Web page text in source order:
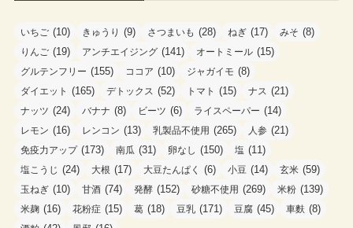
いちご (10) きゅうり (9) さつまいも (28) ねぎ (17) みそ (8)
りんご (19) アンチエイジング (141) オートミール (15)
グルテンフリー (155) ココア (10) ジャガイモ (8)
ダイエット (165) デトックス (52) トマト (15) ナス (21)
ナッツ (24) バナナ (8) ビーツ (6) ライスペーパー (14)
レモン (16) レンコン (13) 乳製品不使用 (265) 人参 (21)
免疫力アップ(173) 南瓜 (31) 卵なし (150) 塩 (11)
塩こうじ (24) 大根 (17) 大豆たんぱく (6) 小豆 (14) 玄米 (59)
玉ねぎ (10) 甘酒 (74) 発酵 (152) 砂糖不使用 (269) 米粉 (139)
米麹 (16) 花粉症 (15) 葛 (18) 豆乳 (171) 豆腐 (45) 車麩 (8)